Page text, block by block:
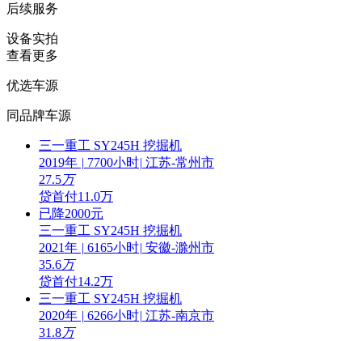
后续服务
设备实拍
查看更多
优选车源
同品牌车源
三一重工 SY245H 挖掘机
2019年 | 7700小时| 江苏-常州市
27.5万
贷首付11.0万
已降2000元
三一重工 SY245H 挖掘机
2021年 | 6165小时| 安徽-滁州市
35.6万
贷首付14.2万
三一重工 SY245H 挖掘机
2020年 | 6266小时| 江苏-南京市
31.8万